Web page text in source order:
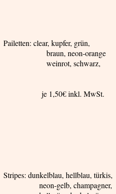
Pailetten: clear, kupfer, grün,
braun, neon-orange
weinrot, schwarz,
je 1,50€ inkl. MwSt.
Stripes: dunkelblau, hellblau, türkis,
neon-gelb, champagner,